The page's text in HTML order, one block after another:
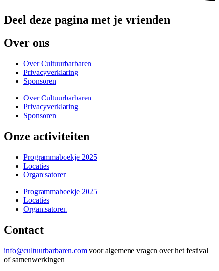
Deel deze pagina met je vrienden
Over ons
Over Cultuurbarbaren
Privacyverklaring
Sponsoren
Over Cultuurbarbaren
Privacyverklaring
Sponsoren
Onze activiteiten
Programmaboekje 2025
Locaties
Organisatoren
Programmaboekje 2025
Locaties
Organisatoren
Contact
info@cultuurbarbaren.com voor algemene vragen over het festival
of samenwerkingen